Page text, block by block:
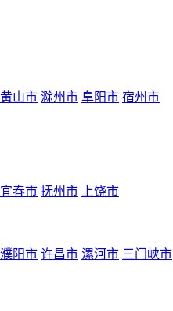
黄山市 滁州市 阜阳市 宿州市
宜春市 抚州市 上饶市
濮阳市 许昌市 漯河市 三门峡市